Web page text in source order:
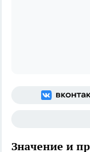
Значение и